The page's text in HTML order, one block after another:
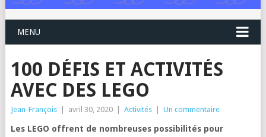
MENU
100 DÉFIS ET ACTIVITÉS
AVEC DES LEGO
Jean-François avril 30, 2020 Activités Un commentaire
Les LEGO offrent de nombreuses possibilités pour